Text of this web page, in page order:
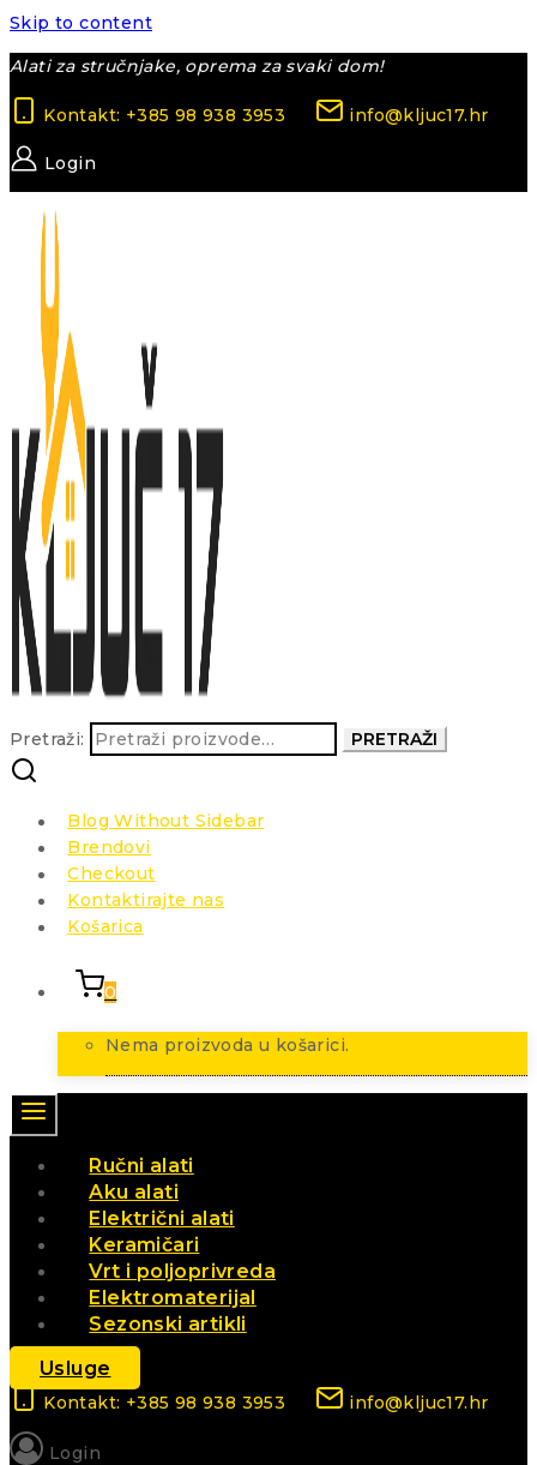
Skip to content
Alati za stručnjake, oprema za svaki dom!
Kontakt: +385 98 938 3953 info@kljuc17.hr
Login
Pretraži: PRETRAŽI
Blog Without Sidebar
Brendovi
Checkout
Kontaktirajte nas
Košarica
0
Nema proizvoda u košarici.
Ručni alati
Aku alati
Električni alati
Keramičari
Vrt i poljoprivreda
Elektromaterijal
Sezonski artikli
Usluge
Kontakt: +385 98 938 3953 info@kljuc17.hr
Login